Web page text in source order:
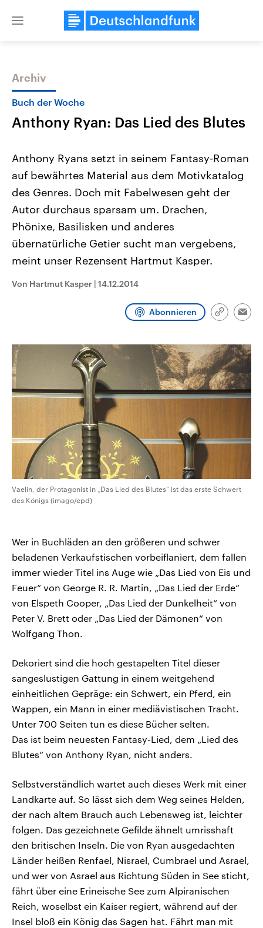
Close
Themen
Landtagswahl Sachsen-Anhalt
2026
Alle Informationen
Sachsen-Anhalt wählt am 6.
September 2026 einen neuen
Bundesland von einer Koalition aus
Umfragen, Prognosen,
Wahlprogramme, aktuelle Berichte
und Kandidaten der anstehenden
USA
Aktuelle Beiträge,
Hintergründe
Wirtschaftlich und
gehören die Vereinigten
den mächtigsten Ländern
mit großem Einfluss auf
Archiv
Buch der Woche
Anthony Ryan: Das Lied des Blutes
Anthony Ryans setzt in seinem Fantasy-Roman
auf bewährtes Material aus dem Motivkatalog
des Genres. Doch mit Fabelwesen geht der
Autor durchaus sparsam um. Drachen,
Phönixe, Basilisken und anderes
übernatürliche Getier sucht man vergebens,
meint unser Rezensent Hartmut Kasper.
Von Hartmut Kasper | 14.12.2014
Abonnieren
Link
Vaelin, der Protagonist in „Das Lied des Blutes“ ist das erste Schwert
des Königs (imago/epd)
Wer in Buchläden an den größeren und schwer
beladenen Verkaufstischen vorbeiflaniert, dem fallen
immer wieder Titel ins Auge wie „Das Lied von Eis und
Feuer“ von George R. R. Martin, „Das Lied der Erde“
von Elspeth Cooper, „Das Lied der Dunkelheit“ von
Peter V. Brett oder „Das Lied der Dämonen“ von
Wolfgang Thon.
Dekoriert sind die hoch gestapelten Titel dieser
sangeslustigen Gattung in einem weitgehend
einheitlichen Gepräge: ein Schwert, ein Pferd, ein
Wappen, ein Mann in einer mediävistischen Tracht.
Unter 700 Seiten tun es diese Bücher selten.
Das ist beim neuesten Fantasy-Lied, dem „Lied des
Blutes“ von Anthony Ryan, nicht anders.
Selbstverständlich wartet auch dieses Werk mit einer
Landkarte auf. So lässt sich dem Weg seines Helden,
der nach altem Brauch auch Lebensweg ist, leichter
folgen. Das gezeichnete Gefilde ähnelt umrisshaft
den britischen Inseln. Die von Ryan ausgedachten
Länder heißen Renfael, Nisrael, Cumbrael und Asrael,
und wer von Asrael aus Richtung Süden in See sticht,
fährt über eine Erineische See zum Alpiranischen
Reich, woselbst ein Kaiser regiert, während auf der
Insel bloß ein König das Sagen hat. Fährt man mit